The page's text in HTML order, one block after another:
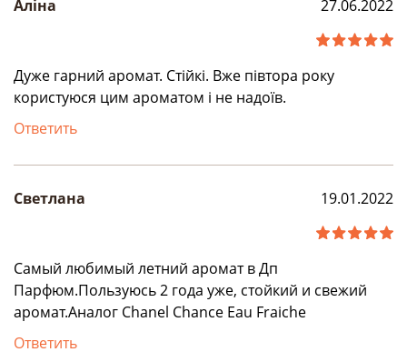
Аліна 27.06.2022
Дуже гарний аромат. Стійкі. Вже півтора року
користуюся цим ароматом і не надоїв.
Ответить
Светлана 19.01.2022
Самый любимый летний аромат в Дп
Парфюм.Пользуюсь 2 года уже, стойкий и свежий
аромат.Аналог Chanel Chance Eau Fraiche
Ответить